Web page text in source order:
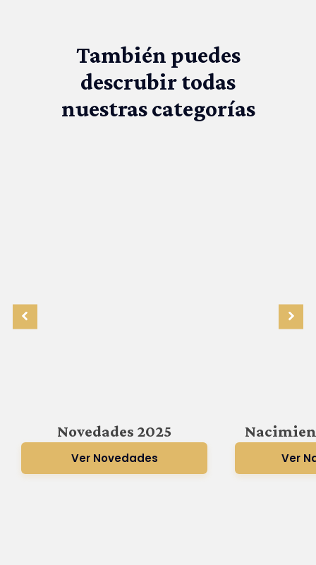
También puedes
descrubir todas
nuestras categorías
Novedades 2025
Ver Novedades Ver